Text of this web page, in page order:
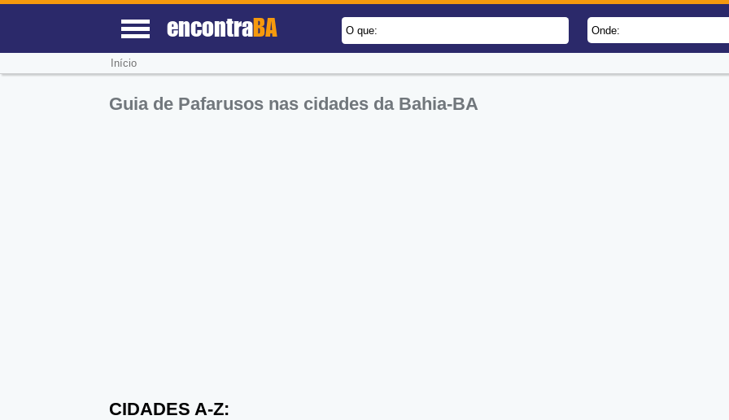
encontraBA O que: Onde:
Início
Guia de Pafarusos nas cidades da Bahia-BA
CIDADES A-Z: